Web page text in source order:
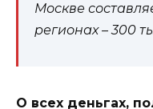
Москве
регионах – 300
О всех деньгах,